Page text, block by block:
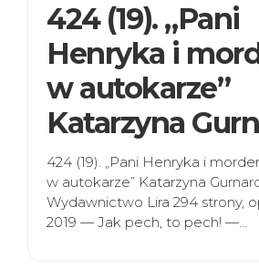
424 (19). „Pani
Henryka i
w autokarze”
Katarzyna
424 (19). „Pani Henryka i
w autokarze” Katarzyna
Wydawnictwo Lira 294 strony,
2019 — Jak pech, to pech! —…